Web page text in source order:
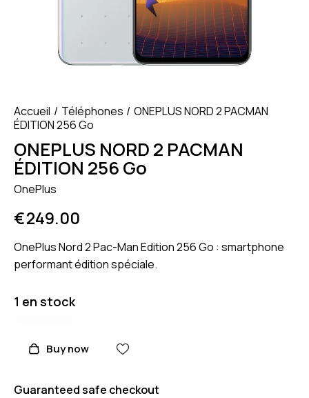
Accueil Téléphones
ONEPLUS NORD 2 PACMAN
ÉDITION 256 Go
ONEPLUS NORD 2 PACMAN
ÉDITION 256 Go
OnePlus
€249.00
OnePlus Nord 2 Pac-Man Edition 256 Go : smartphone
performant édition spéciale.
1 en stock
Buy now
Guaranteed safe checkout